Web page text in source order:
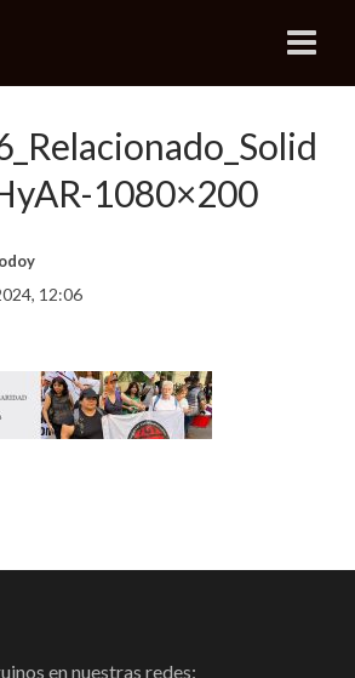
1080×200
12:06
en nuestras redes: